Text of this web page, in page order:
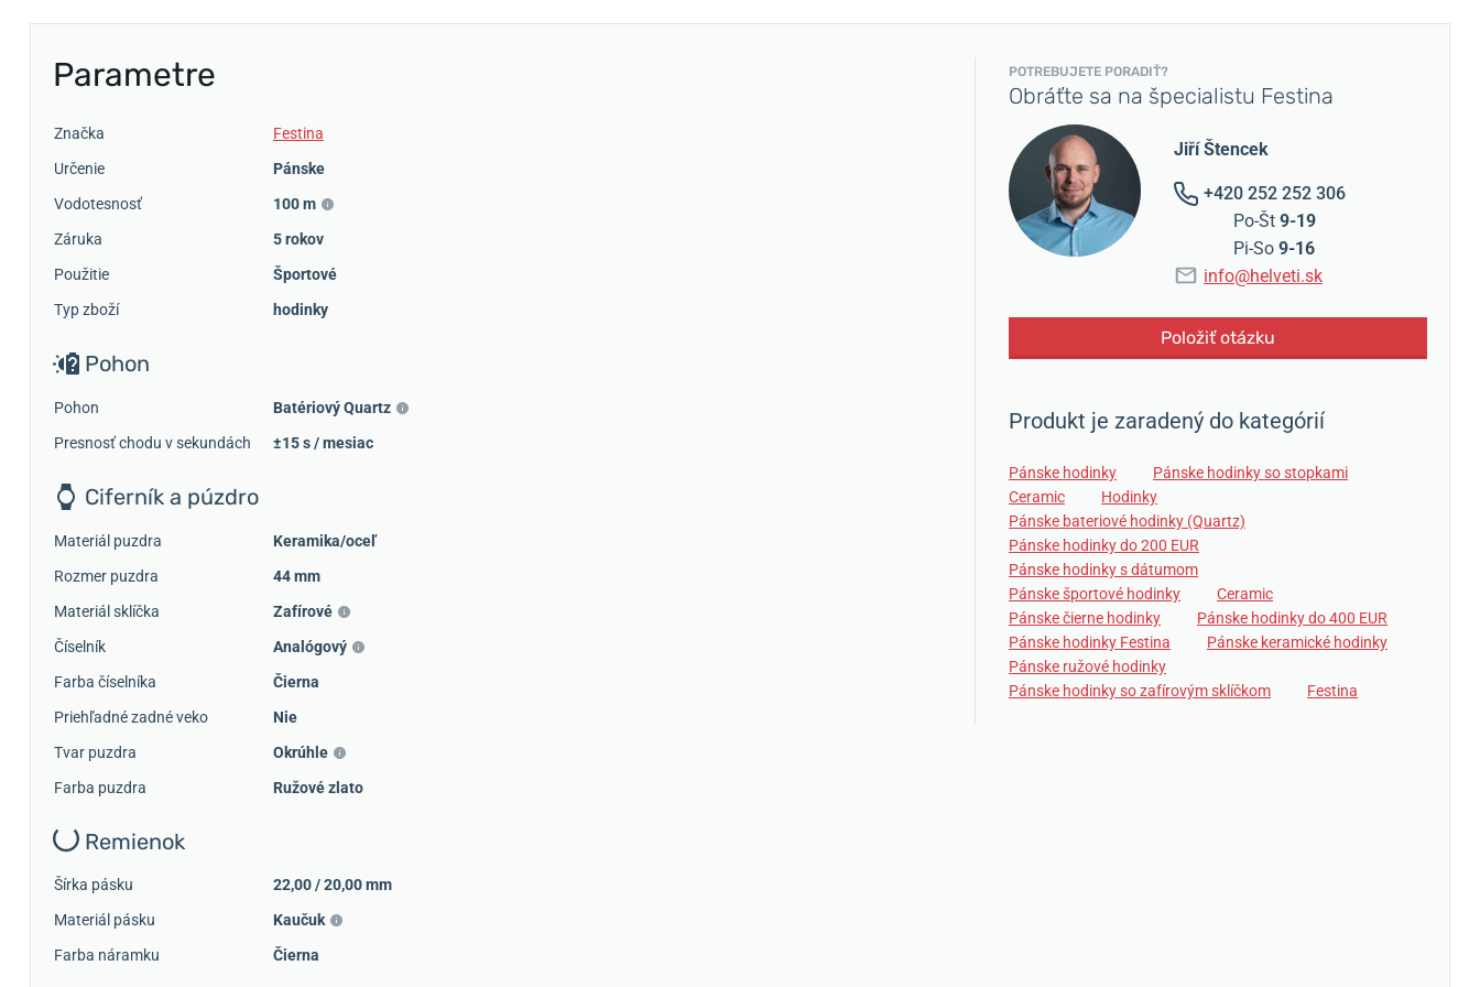
Parametre
Značka
Festina
Určenie
Pánske
Vodotesnosť
100 m
Záruka
5 rokov
Použitie
Športové
Typ zboží
hodinky
Pohon
Pohon
Batériový Quartz
Presnosť chodu v sekundách
±15 s / mesiac
Ciferník a púzdro
Materiál puzdra
Keramika/oceľ
Rozmer puzdra
44 mm
Materiál sklíčka
Zafírové
Číselník
Analógový
Farba číselníka
Čierna
Priehľadné zadné veko
Nie
Tvar puzdra
Okrúhle
Farba puzdra
Ružové zlato
Remienok
Šírka pásku
22,00 / 20,00 mm
Materiál pásku
Kaučuk
Farba náramku
Čierna
POTREBUJETE PORADIŤ?
Obráťte sa na špecialistu Festina
Jiří Štencek
+420 252 252 306
Po-Št 9-19
Pi-So 9-16
info@helveti.sk
Položiť otázku
Produkt je zaradený do kategórií
Pánske hodinky
Pánske hodinky so stopkami
Ceramic
Hodinky
Pánske bateriové hodinky (Quartz)
Pánske hodinky do 200 EUR
Pánske hodinky s dátumom
Pánske športové hodinky
Ceramic
Pánske čierne hodinky
Pánske hodinky do 400 EUR
Pánske hodinky Festina
Pánske keramické hodinky
Pánske ružové hodinky
Pánske hodinky so zafírovým sklíčkom
Festina